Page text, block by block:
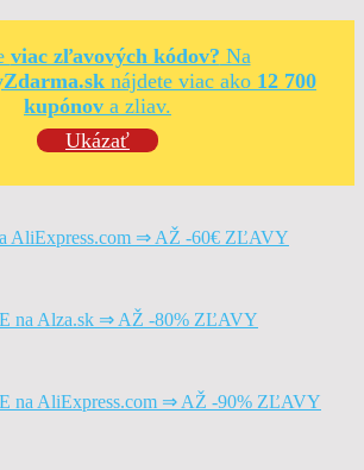
viac zľavových kódov? Na
nájdete viac ako 12 700
kupónov a zliav.
Ukázať
AliExpress.com ⇒ AŽ -60€ ZĽAVY
na Alza.sk ⇒ AŽ -80% ZĽAVY
na AliExpress.com ⇒ AŽ -90% ZĽAVY